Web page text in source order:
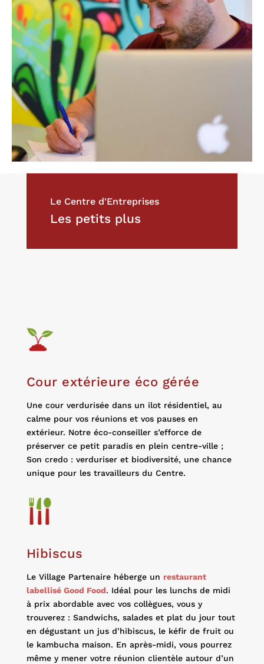
Le Centre d'Entreprises
Les petits plus
Cour extérieure éco gérée
Une cour verdurisée dans un ilot résidentiel, au
calme pour vos réunions et vos pauses en
extérieur. Notre éco-conseiller s’efforce de
préserver ce petit paradis en plein centre-ville;
Son credo : verduriser et biodiversité, une chance
unique pour les travailleursdu Centre.
Hibiscus
Le Village Partenaire héberge un restaurant
labellisé Good Food. Idéal pour les lunchs de midi
à prix abordable avec vos collègues, vous y
trouverez : Sandwichs, salades et plat du jour tout
en dégustant un jus d’hibiscus, le kéfir de fruit ou
le kambucha maison. En après-midi, vous pourrez
même y mener votre réunion clientèle autour d’un